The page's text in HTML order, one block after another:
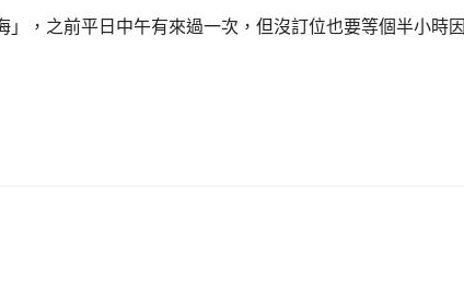
，之前平日中午有來過一次，但沒訂位也要等個半小時因